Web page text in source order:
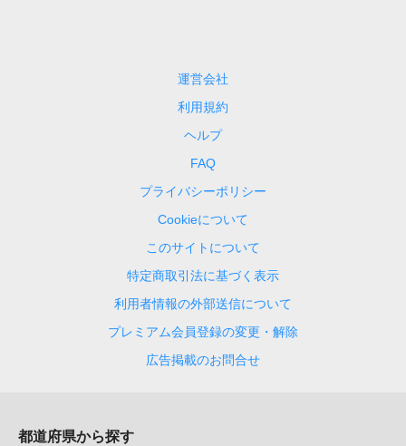
運営会社
利用規約
ヘルプ
FAQ
プライバシーポリシー
Cookieについて
このサイトについて
特定商取引法に基づく表示
利用者情報の外部送信について
プレミアム会員登録の変更・解除
広告掲載のお問合せ
都道府県から探す